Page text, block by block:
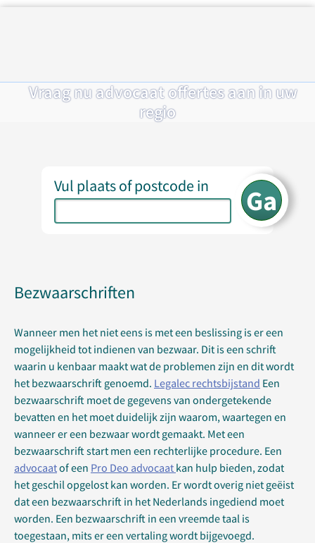
Vraag nu advocaat offertes aan in uw
regio
Vul plaats of postcode in
Bezwaarschriften
Wanneer men het niet eens is met een beslissing is er een
mogelijkheid tot indienen van bezwaar. Dit is een schrift
waarin u kenbaar maakt wat de problemen zijn en dit wordt
het bezwaarschrift genoemd. Legalec rechtsbijstand Een
bezwaarschrift moet de gegevens van ondergetekende
bevatten en het moet duidelijk zijn waarom, waartegen en
wanneer er een bezwaar wordt gemaakt. Met een
bezwaarschrift start men een rechterlijke procedure. Een
advocaatof een Pro Deo advocaat kan hulp bieden, zodat
het geschil opgelost kan worden. Er wordt overig niet geëist
dat een bezwaarschrift in het Nederlands ingediend moet
worden. Een bezwaarschrift in een vreemde taal is
toegestaan, mits er een vertaling wordt bijgevoegd.